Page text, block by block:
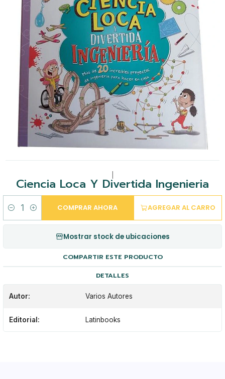
Ciencia Loca Y Divertida Ingenieria
Cantidad
AGREGAR AL CARRO
COMPRAR AHORA
Mostrar stock de ubicaciones
COMPARTIR ESTE PRODUCTO
DETALLES
Autor: Varios Autores
Editorial: Latinbooks